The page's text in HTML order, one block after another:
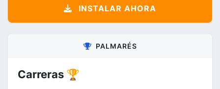
INSTALAR AHORA
PALMARÉS
Carreras 🏆